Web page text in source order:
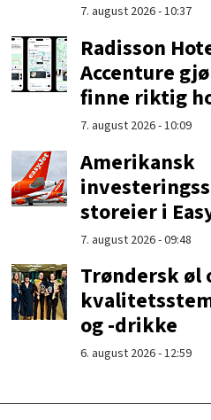
7. august 2026 - 10:37
Radisson
Accenture
finne riktig
7. august 2026 - 10:09
Amerikansk
storeier i
7. august 2026 - 09:48
Trøndersk øl
og -drikke
6. august 2026 - 12:59